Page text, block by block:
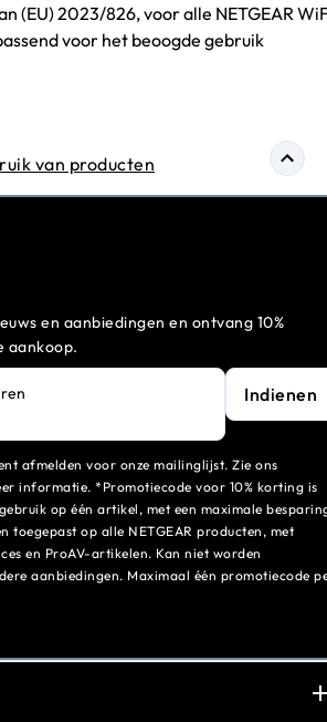
(EU) 2023/826, voor alle NETGEAR
voor het beoogde gebruik
van producten
en aanbiedingen en ontvang 10%
aankoop.
Indienen
afmelden voor onze mailinglijst. Zie ons
informatie. *Promotiecode voor 10% korting is
op één artikel, met een maximale
toegepast op alle NETGEAR producten, met
en ProAV-artikelen. Kan niet worden
aanbiedingen. Maximaal één promotiecode